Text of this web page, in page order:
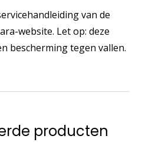
van de
website. Let op: deze
bescherming tegen vallen.
producten